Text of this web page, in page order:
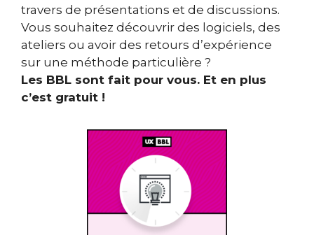
travers de présentations et de discussions.
Vous souhaitez découvrir des logiciels, des
ateliers ou avoir des retours d’expérience
sur une méthode particulière ?
Les BBL sont fait pour vous. Et en plus
c’est gratuit !